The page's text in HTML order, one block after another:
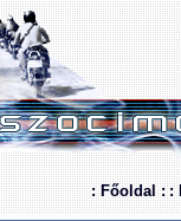
: Főoldal : :